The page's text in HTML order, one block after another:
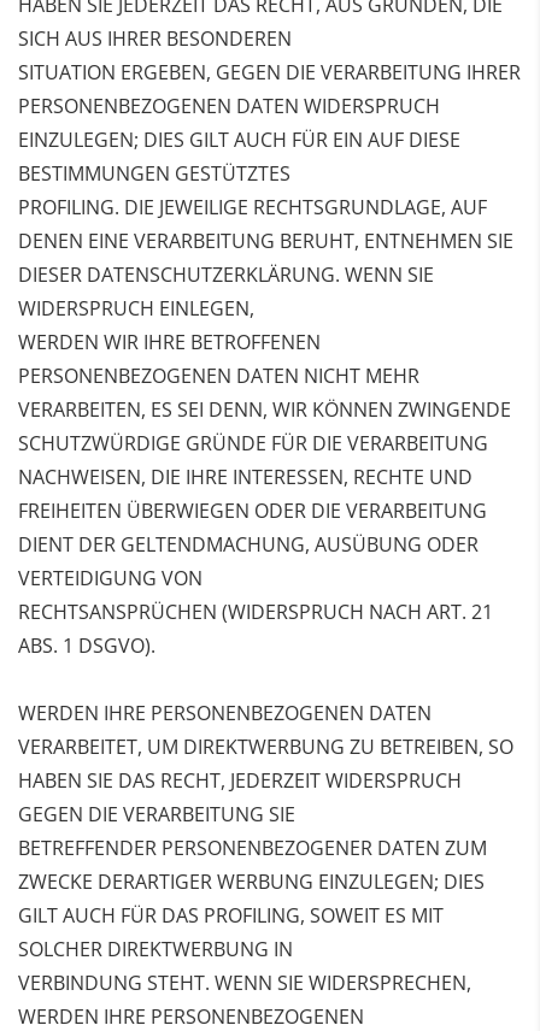
SICH AUS IHRER BESONDEREN
SITUATION ERGEBEN, GEGEN DIE VERARBEITUNG IHRER
PERSONENBEZOGENEN DATEN WIDERSPRUCH
EINZULEGEN; DIES GILT AUCH FÜR EIN AUF DIESE
BESTIMMUNGEN GESTÜTZTES
PROFILING. DIE JEWEILIGE RECHTSGRUNDLAGE, AUF
DENEN EINE VERARBEITUNG BERUHT, ENTNEHMEN SIE
DIESER DATENSCHUTZERKLÄRUNG. WENN SIE
WIDERSPRUCH EINLEGEN,
WERDEN WIR IHRE BETROFFENEN
PERSONENBEZOGENEN DATEN NICHT MEHR
VERARBEITEN, ES SEI DENN, WIR KÖNNEN ZWINGENDE
SCHUTZWÜRDIGE GRÜNDE FÜR DIE VERARBEITUNG
NACHWEISEN, DIE IHRE INTERESSEN, RECHTE UND
FREIHEITEN ÜBERWIEGEN ODER DIE VERARBEITUNG
DIENT DER GELTENDMACHUNG, AUSÜBUNG ODER
VERTEIDIGUNG VON
RECHTSANSPRÜCHEN (WIDERSPRUCH NACH ART. 21
ABS. 1 DSGVO).
WERDEN IHRE PERSONENBEZOGENEN DATEN
VERARBEITET, UM DIREKTWERBUNG ZU BETREIBEN, SO
HABEN SIE DAS RECHT, JEDERZEIT WIDERSPRUCH
GEGEN DIE VERARBEITUNG SIE
BETREFFENDER PERSONENBEZOGENER DATEN ZUM
ZWECKE DERARTIGER WERBUNG EINZULEGEN; DIES
GILT AUCH FÜR DAS PROFILING, SOWEIT ES MIT
SOLCHER DIREKTWERBUNG IN
VERBINDUNG STEHT. WENN SIE WIDERSPRECHEN,
WERDEN IHRE PERSONENBEZOGENEN